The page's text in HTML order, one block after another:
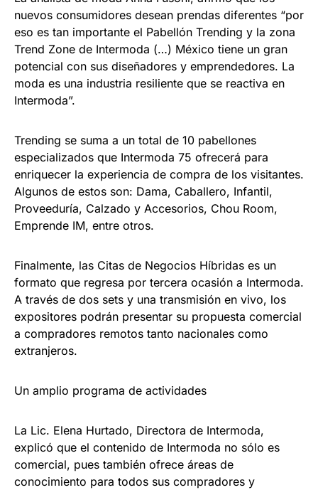
nuevos consumidores desean prendas diferentes “por
eso es tan importante el Pabellón Trending y la zona
Trend Zone de Intermoda (…) México tiene un gran
potencial con sus diseñadores y emprendedores. La
moda es una industria resiliente que se reactiva en
Intermoda”.
Trending se suma a un total de 10 pabellones
especializados que Intermoda 75 ofrecerá para
enriquecer la experiencia de compra de los visitantes.
Algunos de estos son: Dama, Caballero, Infantil,
Proveeduría, Calzado y Accesorios, Chou Room,
Emprende IM, entre otros.
Finalmente, las Citas de Negocios Híbridas es un
formato que regresa por tercera ocasión a Intermoda.
A través de dos sets y una transmisión en vivo, los
expositores podrán presentar su propuesta comercial
a compradores remotos tanto nacionales como
extranjeros.
Un amplio programa de actividades
La Lic. Elena Hurtado, Directora de Intermoda,
explicó que el contenido de Intermoda no sólo es
comercial, pues también ofrece áreas de
conocimiento para todos sus compradores y